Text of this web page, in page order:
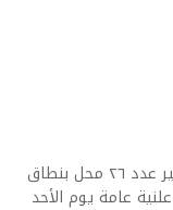
تعلن محافظة الإسكندرية عن طرح عملية تأجير عدد ٢٦ محل بنطاق
عامة يوم الأحد